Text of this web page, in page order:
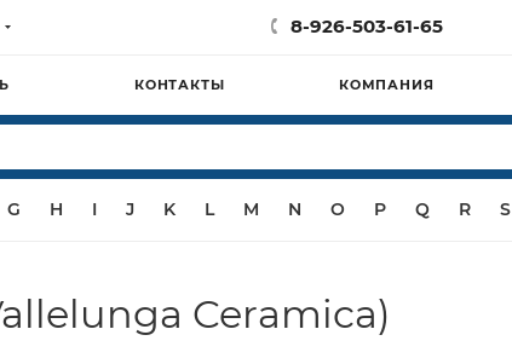
8-926-503-61-65
КОНТАКТЫ КОМПАНИЯ
G H I J K L M N O P Q R S
Ceramica)